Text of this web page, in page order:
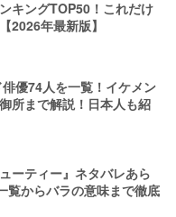
キングTOP50！これだけ
2026年最新版】
俳優74人を一覧！イケメン
所まで解説！日本人も紹
ーティー』ネタバレあら
覧からバラの意味まで徹底